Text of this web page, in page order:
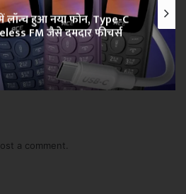
लॉन्च हुआ नया फोन, Type-C
FM जैसे दमदार फीचर्स
a comment.
×